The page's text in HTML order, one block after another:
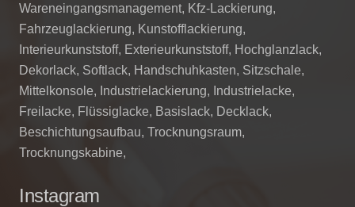
Wareneingangsmanagement, Kfz-Lackierung,
Fahrzeuglackierung, Kunstofflackierung,
Interieurkunststoff, Exterieurkunststoff, Hochglanzlack,
Dekorlack, Softlack, Handschuhkasten, Sitzschale,
Mittelkonsole, Industrielackierung, Industrielacke,
Freilacke, Flüssiglacke, Basislack, Decklack,
Beschichtungsaufbau, Trocknungsraum,
Trocknungskabine,
Instagram